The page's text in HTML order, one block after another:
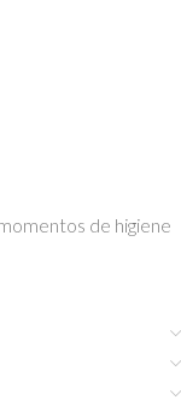
de higiene